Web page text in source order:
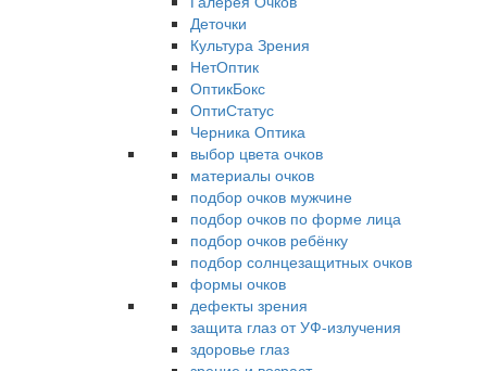
Деточки
Культура Зрения
НетОптик
ОптикБокс
ОптиСтатус
Черника Оптика
выбор цвета очков
материалы очков
подбор очков мужчине
подбор очков по форме лица
подбор очков ребёнку
подбор солнцезащитных очков
формы очков
дефекты зрения
защита глаз от УФ-излучения
здоровье глаз